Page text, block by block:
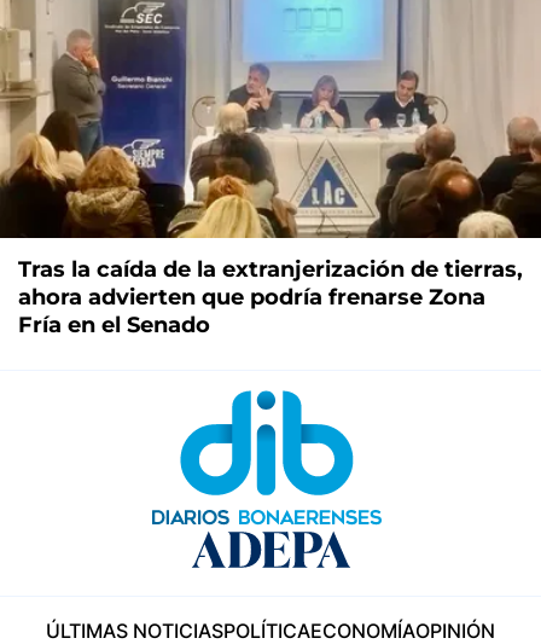
Tras la caída de la extranjerización de tierras,
ahora advierten que podría frenarse Zona
Fría en el Senado
ÚLTIMAS NOTICIASPOLÍTICAECONOMÍAOPINIÓN